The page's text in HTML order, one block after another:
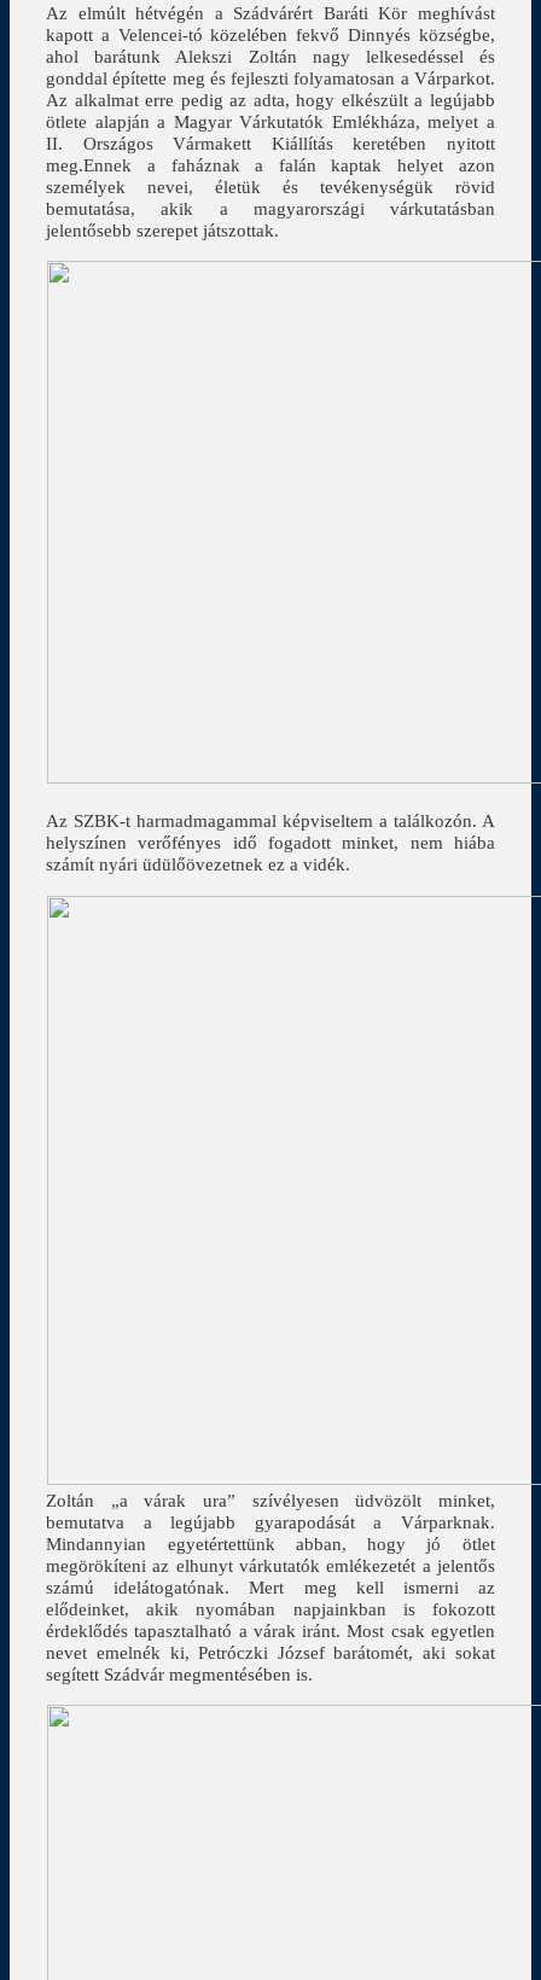
Az elmúlt hétvégén a Szádvárért Baráti Kör meghívást
kapott a Velencei-tó közelében fekvő Dinnyés községbe,
ahol barátunk Alekszi Zoltán nagy lelkesedéssel és
gonddal építette meg és fejleszti folyamatosan a Várparkot.
Az alkalmat erre pedig az adta, hogy elkészült a legújabb
ötlete alapján a Magyar Várkutatók Emlékháza, melyet a
II. Országos Vármakett Kiállítás keretében nyitott
meg.Ennek a faháznak a falán kaptak helyet azon
személyek nevei, életük és tevékenységük rövid
bemutatása, akik a magyarországi várkutatásban
jelentősebb szerepet játszottak.
Az SZBK-t harmadmagammal képviseltem a találkozón. A
helyszínen verőfényes idő fogadott minket, nem hiába
számít nyári üdülőövezetnek ez a vidék.
Zoltán „a várak ura” szívélyesen üdvözölt minket,
bemutatva a legújabb gyarapodását a Várparknak.
Mindannyian egyetértettünk abban, hogy jó ötlet
megörökíteni az elhunyt várkutatók emlékezetét a jelentős
számú idelátogatónak. Mert meg kell ismerni az
elődeinket, akik nyomában napjainkban is fokozott
érdeklődés tapasztalható a várak iránt. Most csak egyetlen
nevet emelnék ki, Petróczki József barátomét, aki sokat
segített Szádvár megmentésében is.